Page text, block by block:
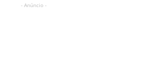
- Anúncio -